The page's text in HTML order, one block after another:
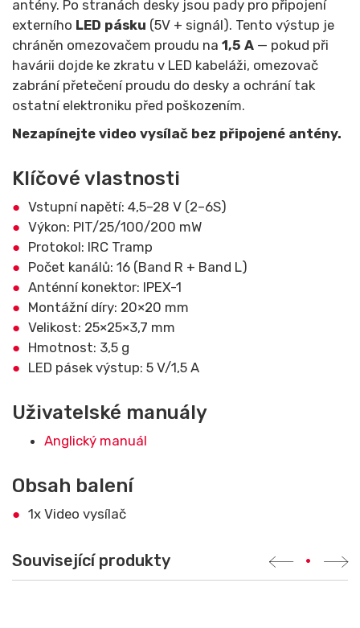
antény. Po stranách desky jsou pady pro připojení
externího LED pásku (5V + signál). Tento výstup je
chráněn omezovačem proudu na 1,5 A — pokud při
havárii dojde ke zkratu v LED kabeláži, omezovač
zabrání přetečení proudu do desky a ochrání tak
ostatní elektroniku před poškozením.
Nezapínejte video vysílač bez připojené antény.
Klíčové vlastnosti
Vstupní napětí: 4,5–28 V (2–6S)
Výkon: PIT/25/100/200 mW
Protokol: IRC Tramp
Počet kanálů: 16 (Band R + Band L)
Anténní konektor: IPEX-1
Montážní díry: 20×20 mm
Velikost: 25×25×3,7 mm
Hmotnost: 3,5 g
LED pásek výstup: 5 V/1,5 A
Uživatelské manuály
Anglický manuál
Obsah balení
1x Video vysílač
Související produkty •